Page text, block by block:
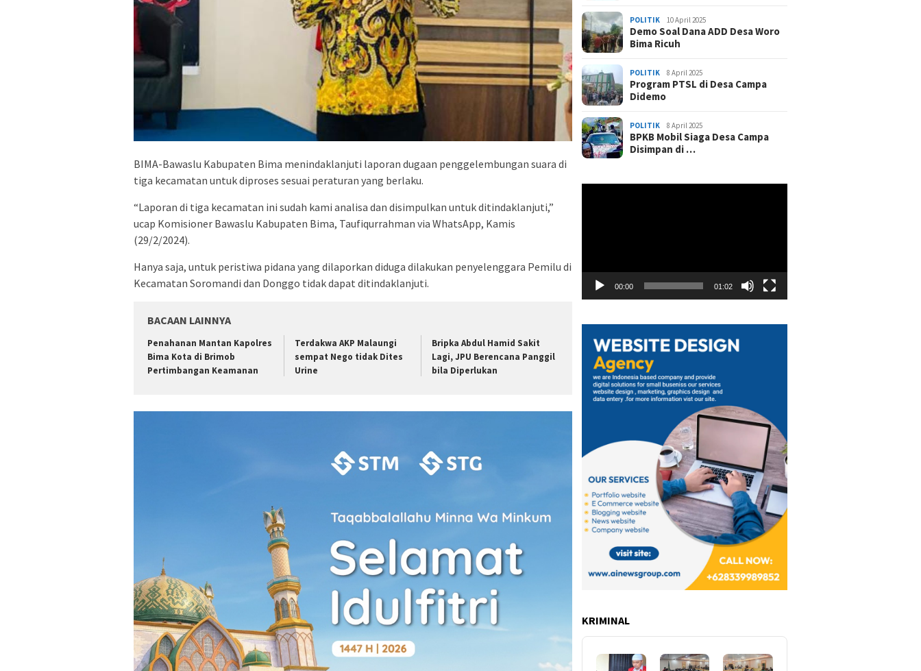
BIMA-Bawaslu Kabupaten Bima menindaklanjuti laporan dugaan penggelembungan suara di
tiga kecamatan untuk diproses sesuai peraturan yang berlaku.
“Laporan di tiga kecamatan ini sudah kami analisa dan disimpulkan untuk ditindaklanjuti,”
ucap Komisioner Bawaslu Kabupaten Bima, Taufiqurrahman via WhatsApp, Kamis
(29/2/2024).
Hanya saja, untuk peristiwa pidana yang dilaporkan diduga dilakukan penyelenggara Pemilu di
Kecamatan Soromandi dan Donggo tidak dapat ditindaklanjuti.
BACAAN LAINNYA
Penahanan Mantan Kapolres
Bima Kota di Brimob
Pertimbangan Keamanan
Terdakwa AKP Malaungi
sempat Nego tidak Dites
Urine
Bripka Abdul Hamid Sakit
Lagi, JPU Berencana Panggil
bila Diperlukan
POLITIK 10 April 2025
Demo Soal Dana ADD Desa Woro
Bima Ricuh
POLITIK 8 April 2025
Program PTSL di Desa Campa
Didemo
POLITIK 8 April 2025
BPKB Mobil Siaga Desa Campa
Disimpan di …
00:00 01:02
KRIMINAL